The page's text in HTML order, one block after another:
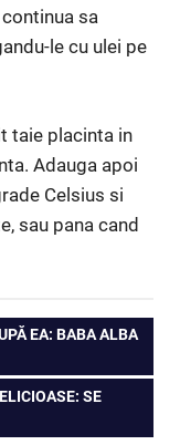
sa
le cu ulei pe
taie placinta in
Adauga apoi
Celsius si
sau pana cand
EA: BABA ALBA
SE